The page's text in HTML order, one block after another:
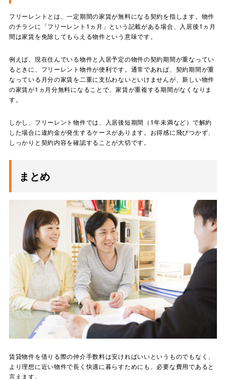
フリーレントとは、一定期間の家賃が無料になる契約を指します。物件
のチラシに「フリーレント1ヵ月」という記載がある場合、入居後1ヵ月
間は家賃を免除してもらえる物件という意味です。
例えば、現在住んでいる物件と入居予定の物件の契約期間が重なってい
るときに、フリーレント物件が便利です。通常であれば、契約期間が重
なっている月分の家賃を二重に支払わないといけませんが、新しい物件
の家賃が1ヵ月分無料になることで、家賃が重複する期間がなくなりま
す。
しかし、フリーレント物件では、入居後短期間（1年未満など）で解約
した場合に違約金が発生するケースがあります。お得感に飛びつかず、
しっかりと契約内容を確認することが大切です。
まとめ
賃貸物件を借りる際の仲介手数料は安ければいいというものでもなく、
より理想に近い物件で長く快適に暮らすためにも、必要な費用であると
言えます。